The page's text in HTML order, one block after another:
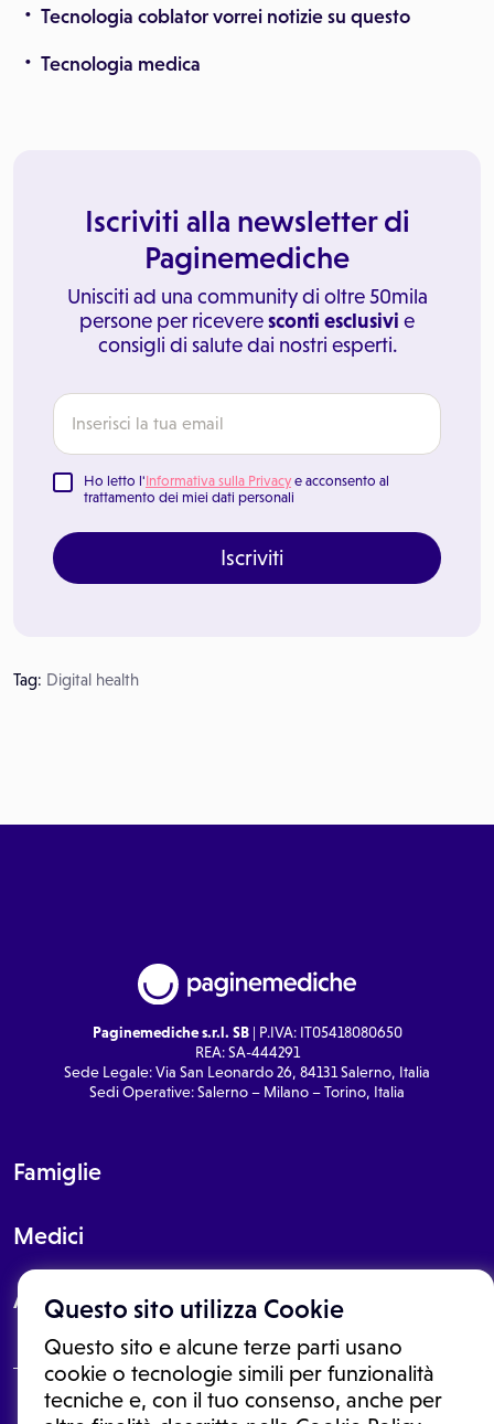
Questo sito utilizza Cookie
Questo sito e alcune terze parti usano
cookie o tecnologie simili per funzionalità
tecniche e, con il tuo consenso, anche per
Tecnologia coblator vorrei notizie su questo
Tecnologia medica
Iscriviti alla newsletter di
Paginemediche
Unisciti ad una community di oltre 50mila
persone per riceveresconti esclusivi e
consigli di salute dai nostri esperti.
Ho letto l'Informativa sulla Privacy e acconsento al
trattamento dei miei dati personali
Iscriviti
Tag: Digital health
Paginemediche s.r.l. SB| P.IVA: IT05418080650
REA: SA-444291
Sede Legale: Via San Leonardo 26, 84131 Salerno, Italia
Sedi Operative: Salerno – Milano – Torino, Italia
Famiglie
Medici
About
Le informazioni proposte in questo sito non sono un consulto medico.